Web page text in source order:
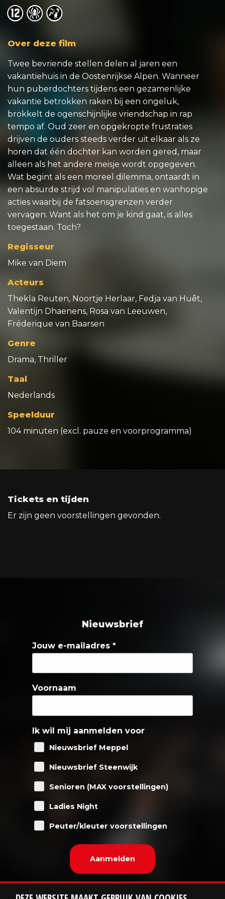
o o o
Over deze film
Twee bevriende stellen delen al jaren een
vakantiehuis in de Oostenrijkse Alpen. Wanneer
hun puberdochters tijdens een gezamenlijke
vakantie betrokken raken bij een ongeluk,
brokkelt de ogenschijnlijke vriendschap in rap
tempo af. Oud zeer en opgekropte frustraties
drijven de ouders steeds verder uit elkaar als ze
horen dat één dochter kan worden gered, maar
alleen als het andere meisje wordt opgegeven.
Wat begint als een moreel dilemma, ontaardt in
een absurde strijd vol manipulaties en wanhopige
acties waarbij de fatsoensgrenzen verder
vervagen. Want als het om je kind gaat, is alles
toegestaan. Toch?
Regisseur
Mike van Diem
Acteurs
Thekla Reuten, Noortje Herlaar, Fedja van Huêt,
Valentijn Dhaenens, Rosa van Leeuwen,
Fréderique van Baarsen
Genre
Drama, Thriller
Taal
Nederlands
Speelduur
104 minuten (excl. pauze en voorprogramma)
Tickets en tijden
Er zijn geen voorstellingen gevonden.
Nieuwsbrief
Jouw e-mailadres *
Voornaam
Ik wil mij aanmelden voor
Nieuwsbrief Meppel
Nieuwsbrief Steenwijk
Senioren (MAX voorstellingen)
Ladies Night
Peuter/kleuter voorstellingen